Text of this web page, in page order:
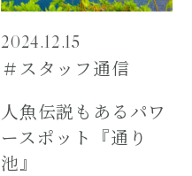
2024.12.15
＃スタッフ通信
人魚伝説もあるパワ
ースポット『通り
池』